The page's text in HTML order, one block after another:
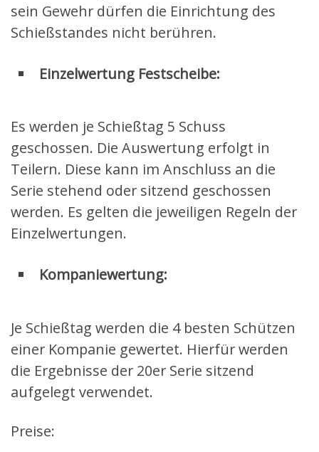
sein Gewehr dürfen die Einrichtung des
Schießstandes nicht berühren.
Einzelwertung Festscheibe:
Es werden je Schießtag 5 Schuss
geschossen. Die Auswertung erfolgt in
Teilern. Diese kann im Anschluss an die
Serie stehend oder sitzend geschossen
werden. Es gelten die jeweiligen Regeln der
Einzelwertungen.
Kompaniewertung:
Je Schießtag werden die 4 besten Schützen
einer Kompanie gewertet. Hierfür werden
die Ergebnisse der 20er Serie sitzend
aufgelegt verwendet.
Preise: